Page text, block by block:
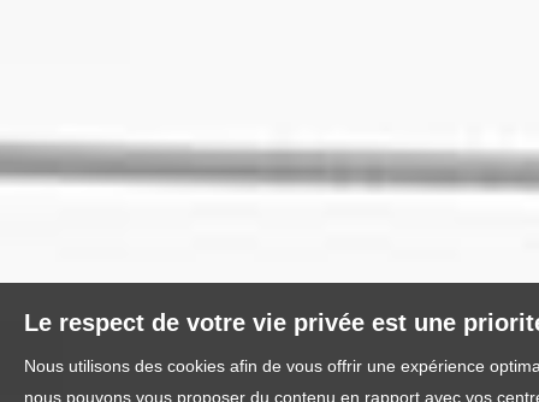
Le respect de votre vie privée est une
Nous utilisons des cookies afin de vous offrir une expérience
nous pouvons vous proposer du contenu en rapport avec vos